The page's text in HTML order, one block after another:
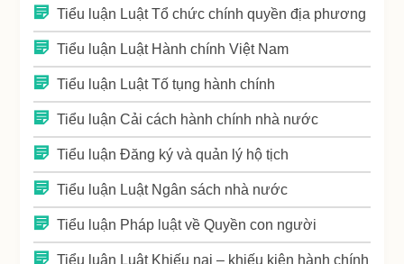
Tiểu luận Luật Tổ chức chính quyền địa phương
Tiểu luận Luật Hành chính Việt Nam
Tiểu luận Luật Tố tụng hành chính
Tiểu luận Cải cách hành chính nhà nước
Tiểu luận Đăng ký và quản lý hộ tịch
Tiểu luận Luật Ngân sách nhà nước
Tiểu luận Pháp luật về Quyền con người
Tiểu luận Luật Khiếu nại – khiếu kiện hành chính